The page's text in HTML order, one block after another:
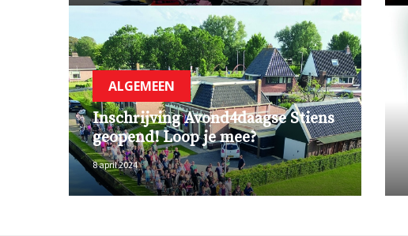
ALGEMEEN
Inschrijving Avond4daagse Stiens
geopend! Loop je mee?
8 april 2024